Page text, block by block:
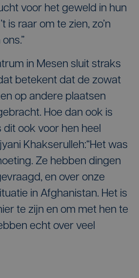
voor het geweld in hun
is raar om te zien, zo’n
in Mesen sluit straks
betekent dat de zowat
op andere plaatsen
Hoe dan ook is
dit ook voor hen heel
Khakserulleh:“Het was
Ze hebben dingen
en over onze
in Afghanistan. Het is
te zijn en om met hen te
echt over veel